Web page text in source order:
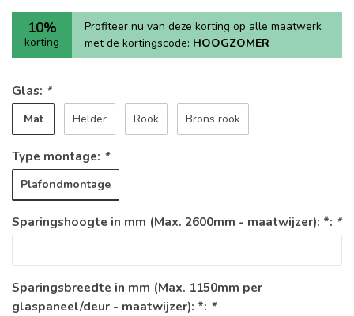
10%
korting
Profiteer nu van deze korting op alle maatwerk
met de kortingscode: HOOGZOMER
Glas: *
Mat Helder Rook Brons rook
Type montage: *
Plafondmontage
Sparingshoogte in mm (Max. 2600mm - maatwijzer): *: *
Sparingsbreedte in mm (Max. 1150mm per
glaspaneel/deur - maatwijzer): *: *